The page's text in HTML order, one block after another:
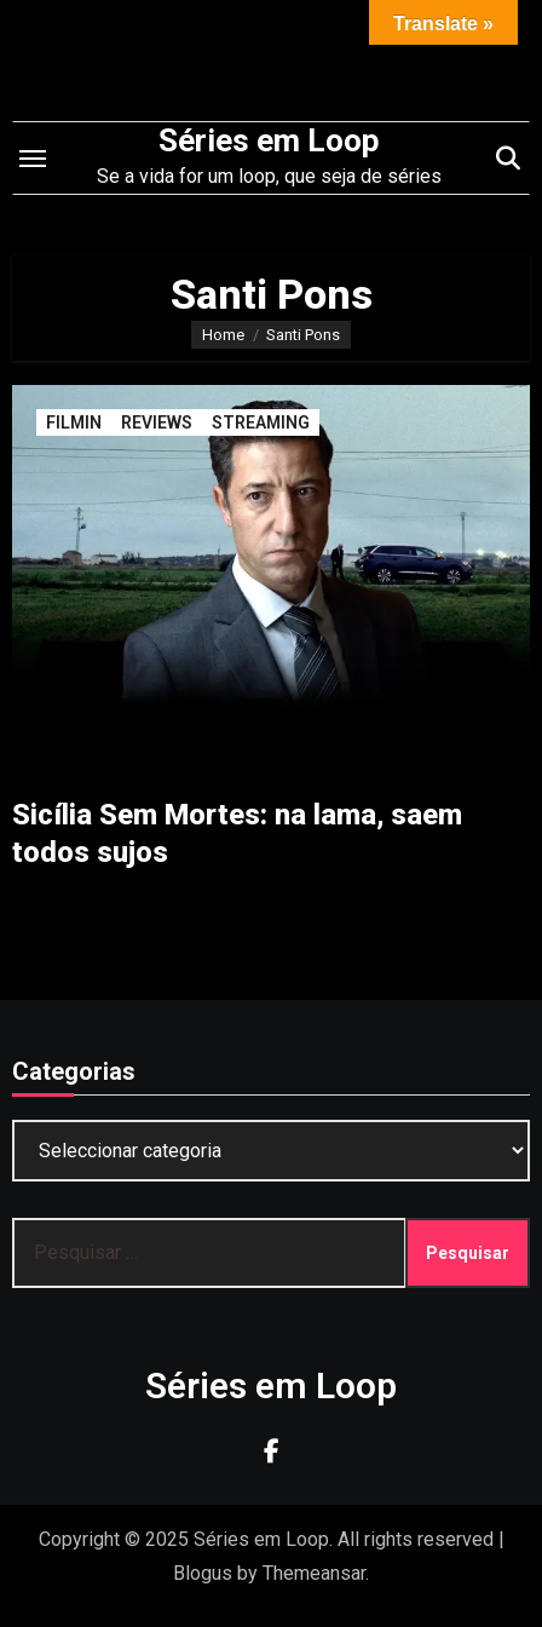
conteúdo
Séries em Loop
Se a vida for um loop, que seja de séries
Santi Pons
Home Santi Pons
FILMIN REVIEWS STREAMING
Sicília Sem Mortes: na lama, saem
todos sujos
Categorias
por:
Séries em Loop
Copyright © 2025 Séries em Loop. All rights reserved |
Blogus by Themeansar.
Translate »